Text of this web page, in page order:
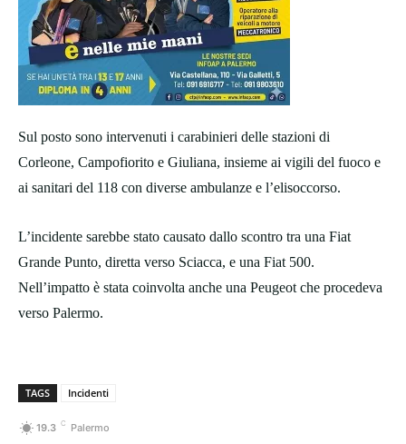
Sul posto sono intervenuti i carabinieri delle stazioni di
Corleone, Campofiorito e Giuliana, insieme ai vigili del fuoco e
ai sanitari del 118 con diverse ambulanze e l’elisoccorso.
L’incidente sarebbe stato causato dallo scontro tra una Fiat
Grande Punto, diretta verso Sciacca, e una Fiat 500.
Nell’impatto è stata coinvolta anche una Peugeot che procedeva
verso Palermo.
TAGS Incidenti
19.3 C Palermo